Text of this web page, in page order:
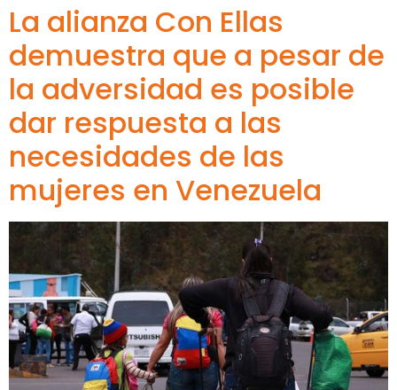
La alianza Con Ellas
demuestra que a pesar de
la adversidad es posible
dar respuesta a las
necesidades de las
mujeres en Venezuela